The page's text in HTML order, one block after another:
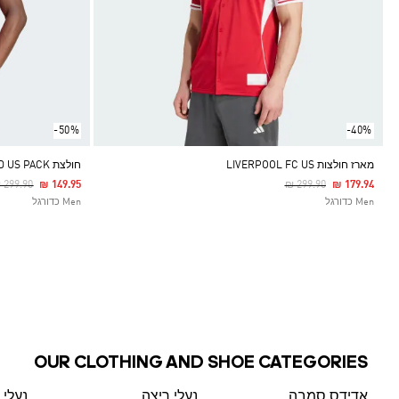
-40%
מארז חולצות LIVERPOOL FC US
Price Reduced From
₪ 299.90To₪ 179.94
Men כדורגל
-50%
חולצת MANCHESTER UNITED US PACK
Reduced From
To₪ 149.95
Men כדורגל
OUR CLOTHING AND SHOE CATEGORIES